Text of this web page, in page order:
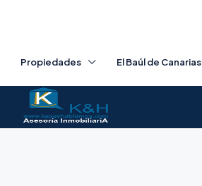
Propiedades El Baúl de Canarias